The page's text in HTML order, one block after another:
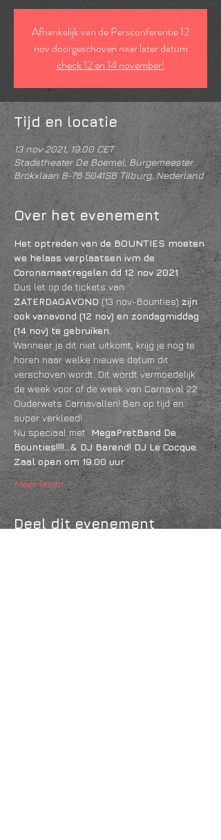
Afhankelijk van de Persconferentie 12
nov doorgeschoven naar later datum
check 12 en 14 november!
Tijd en locatie
13 nov 2021, 19:00 CET
Stadstheater De Boemel, Burgemeester
Brokxlaan 8-76 5041SB Tilburg, Nederland
Over het evenement
Het optreden van de BOUNTIES moeten
we helaas verplaatsen ivm de
Coronamaatregelen dd 12 nov 2021
Dus let op:de tickets van
ZATERDAGAVOND (13 nov-Bounties) zijn
ook vanavond (12 nov) en zondagmiddag
(14 nov) te gebruiken.
Wanneer je dit niet uitkomt, krijg je nog te
horen naar welke nieuwe datum dit
verschoven wordt. Dit wordt vermoedelijk
de week voor of de week van Carnaval 22
Ouderwets Carnavallen! Ben op tijd en
super verkleed!
Nu speciaal met MegaPretBand De
Bounties!!!!...& DJ Barend! DJ Le Cocque.
Zaal open om 19.00 uur
Meer lezen >
Deel dit evenement